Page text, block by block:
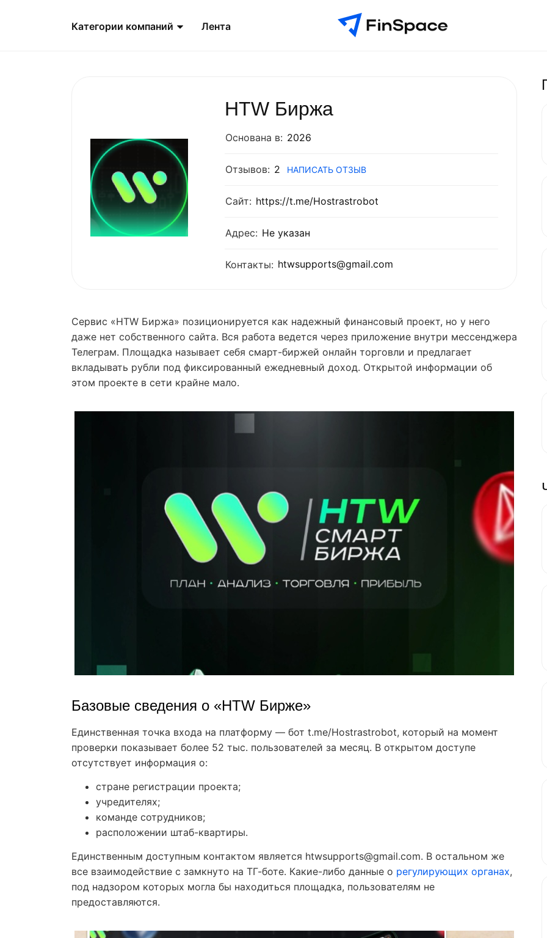
Категории компаний Лента
HTW Биржа
Основана в: 2026
Отзывов: 2 НАПИСАТЬ ОТЗЫВ
Сайт: https://t.me/Hostrastrobot
Адрес: Не указан
Контакты: htwsupports@gmail.com
Сервис «HTW Биржа» позиционируется как надежный финансовый проект, но у него
даже нет собственного сайта. Вся работа ведется через приложение внутри мессенджера
Телеграм. Площадка называет себя смарт-биржей онлайн торговли и предлагает
вкладывать рубли под фиксированный ежедневный доход. Открытой информации об
этом проекте в сети крайне мало.
Базовые сведения о «HTW Бирже»
Единственная точка входа на платформу — бот t.me/Hostrastrobot, который на момент
проверки показывает более 52 тыс. пользователей за месяц. В открытом доступе
отсутствует информация о:
стране регистрации проекта;
учредителях;
команде сотрудников;
расположении штаб-квартиры.
Единственным доступным контактом является htwsupports@gmail.com. В остальном же
все взаимодействие с замкнуто на ТГ-боте. Какие-либо данные о регулирующих органах,
под надзором которых могла бы находиться площадка, пользователям не
предоставляются.